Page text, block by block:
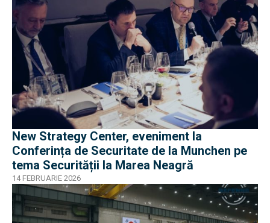
New Strategy Center, eveniment la
Conferința de Securitate de la Munchen pe
tema Securității la Marea Neagră
14 FEBRUARIE 2026